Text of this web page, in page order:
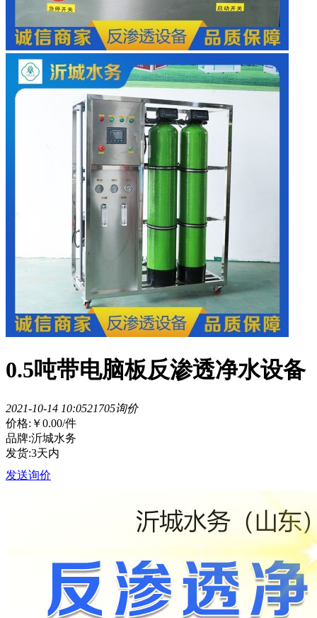
0.5吨带电脑板反渗透净水设备
2021-10-14 10:0521705询价
价格: ￥0.00/件
品牌:沂城水务
发货:3天内
发送询价